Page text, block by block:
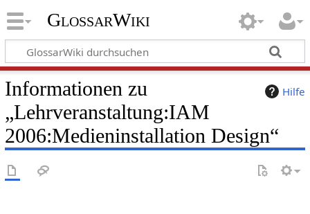
GlossarWiki
Hilfe
Informationen zu
„Lehrveranstaltung:IAM
2006:Medieninstallation Design“